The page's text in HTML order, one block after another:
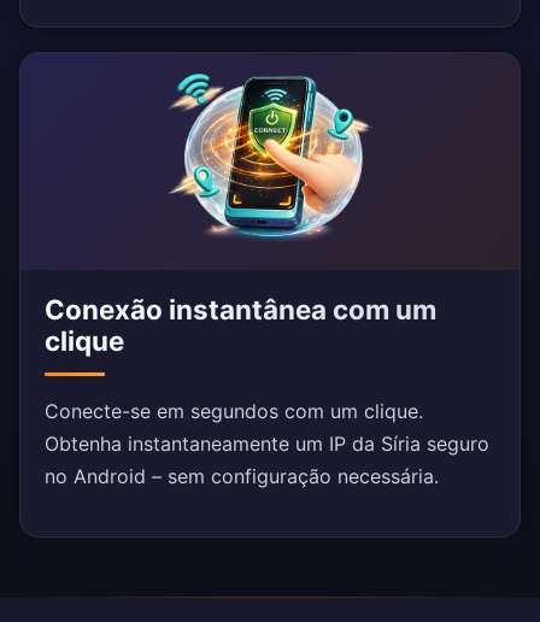
Conexão instantânea com um
clique
Conecte-se em segundos com um clique.
Obtenha instantaneamente um IP da Síria seguro
no Android – sem configuração necessária.